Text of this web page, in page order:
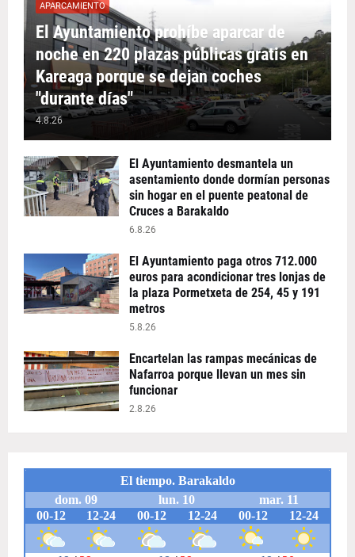
APARCAMIENTO
El Ayuntamiento prohíbe aparcar de
noche en 220 plazas públicas gratis en
Kareaga porque se dejan coches
"durante días"
4.8.26
El Ayuntamiento desmantela un
asentamiento donde dormían personas
sin hogar en el puente peatonal de
Cruces a Barakaldo
6.8.26
El Ayuntamiento paga otros 712.000
euros para acondicionar tres lonjas de
la plaza Pormetxeta de 254, 45 y 191
metros
5.8.26
Encartelan las rampas mecánicas de
Nafarroa porque llevan un mes sin
funcionar
2.8.26